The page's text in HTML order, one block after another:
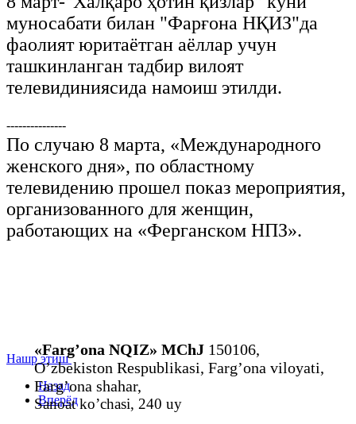
муносабати билан "Фарғона НҚИЗ"да
фаолият юритаётган аёллар учун
ташкинланган тадбир вилоят
телевидиниясида намоиш этилди.
---------------
По случаю 8 марта, «Международного
женского дня», по областному
телевидению прошел показ мероприятия,
организованного для женщин,
работающих на «Ферганском НПЗ».
Нашр этиш
Назад
Вперёд
«Farg’ona NQIZ» MChJ 150106,
O’zbekiston Respublikasi, Farg’ona viloyati,
Farg’ona shahar,
Sanoat ko’chasi, 240 uy